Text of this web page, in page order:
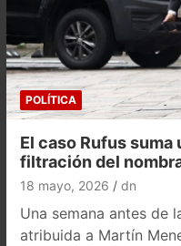
POLÍTICA
El caso Rufus
filtración del
18 mayo, 2026 dn
Una semana antes de
atribuida a Martín